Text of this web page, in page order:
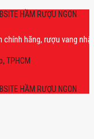
HẦM RƯỢU NGON
rượu vang nhập
TPHCM
HẦM RƯỢU NGON